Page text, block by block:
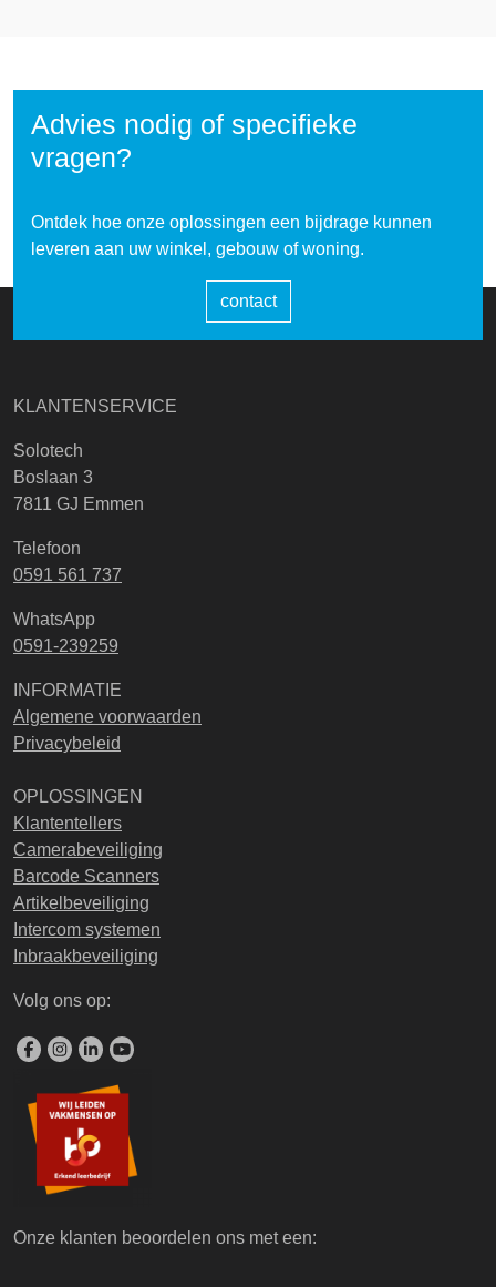
Advies nodig of specifieke
vragen?
Ontdek hoe onze oplossingen een bijdrage kunnen
leveren aan uw winkel, gebouw of woning.
contact
KLANTENSERVICE
Solotech
Boslaan 3
7811 GJ Emmen
Telefoon
0591 561 737
WhatsApp
0591-239259
INFORMATIE
Algemene voorwaarden
Privacybeleid
OPLOSSINGEN
Klantentellers
Camerabeveiliging
Barcode Scanners
Artikelbeveiliging
Intercom systemen
Inbraakbeveiliging
Volg ons op:
Onze klanten beoordelen ons met een: